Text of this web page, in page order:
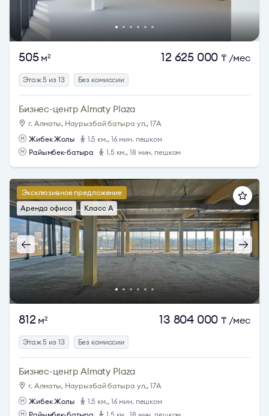
505м2 12 625 000 ₸ /мес
Этаж 5 из 13 Без комиссии
Бизнес-центр Almaty Plaza
г. Алматы, Наурызбай батыра ул., 17А
Жибек Жолы
1.5 км., 16 мин. пешком
Райымбек-батыра
1.5 км., 18 мин. пешком
Эксклюзивное предложение
Аренда офиса
Класс A
812м2 13 804 000 ₸ /мес
Этаж 5 из 13 Без комиссии
Бизнес-центр Almaty Plaza
г. Алматы, Наурызбай батыра ул., 17А
Жибек Жолы
1.5 км., 16 мин. пешком